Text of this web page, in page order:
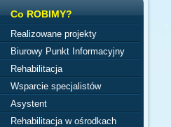
Co ROBIMY?
Realizowane projekty
Biurowy Punkt Informacyjny
Rehabilitacja
Wsparcie specjalistów
Asystent
Rehabilitacja w ośrodkach